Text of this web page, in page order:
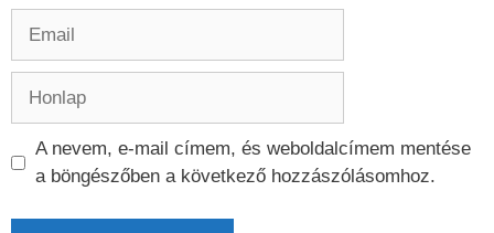
A nevem, e-mail címem, és weboldalcímem mentése
a böngészőben a következő hozzászólásomhoz.